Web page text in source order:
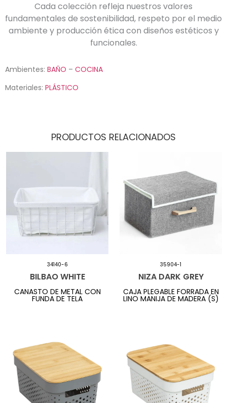
Cada colección refleja nuestros valores
fundamentales de sostenibilidad, respeto por el medio
ambiente y producción ética con diseños estéticos y
funcionales.
Ambientes: BAÑO – COCINA
Materiales: PLÁSTICO
PRODUCTOS RELACIONADOS
34140-6
BILBAO WHITE
CANASTO DE METAL CON
FUNDA DE TELA
35904-1
NIZA DARK GREY
CAJA PLEGABLE FORRADA EN
LINO MANIJA DE MADERA (S)